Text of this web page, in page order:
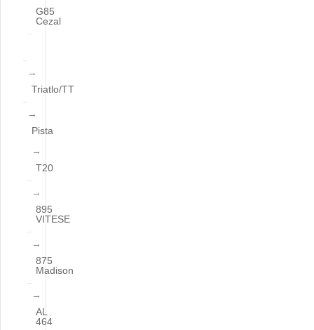
G85
Cezal
Triatlo/TT
Pista
T20
895
VITESE
875
Madison
AL
464